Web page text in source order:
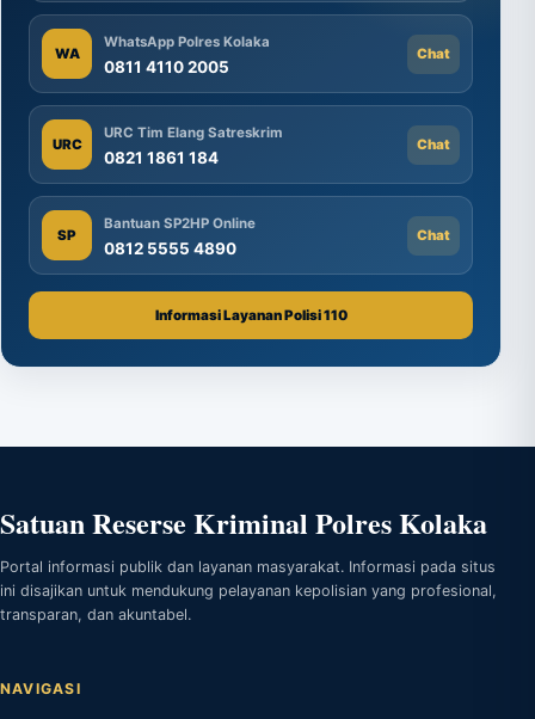
WA
WhatsApp Polres Kolaka
0811 4110 2005
Chat
URC
URC Tim Elang Satreskrim
0821 1861 184
Chat
SP
Bantuan SP2HP Online
0812 5555 4890
Chat
Informasi Layanan Polisi 110
Satuan Reserse Kriminal Polres Kolaka
Portal informasi publik dan layanan masyarakat. Informasi pada situs
ini disajikan untuk mendukung pelayanan kepolisian yang profesional,
transparan, dan akuntabel.
NAVIGASI